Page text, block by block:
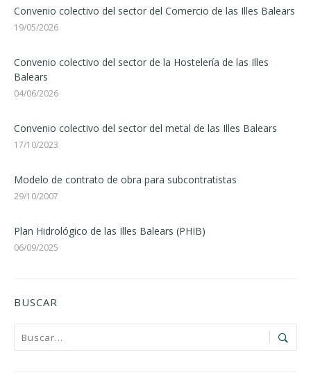
Convenio colectivo del sector del Comercio de las Illes Balears
19/05/2026
Convenio colectivo del sector de la Hostelería de las Illes
Balears
04/06/2026
Convenio colectivo del sector del metal de las Illes Balears
17/10/2023
Modelo de contrato de obra para subcontratistas
29/10/2007
Plan Hidrológico de las Illes Balears (PHIB)
06/09/2025
BUSCAR